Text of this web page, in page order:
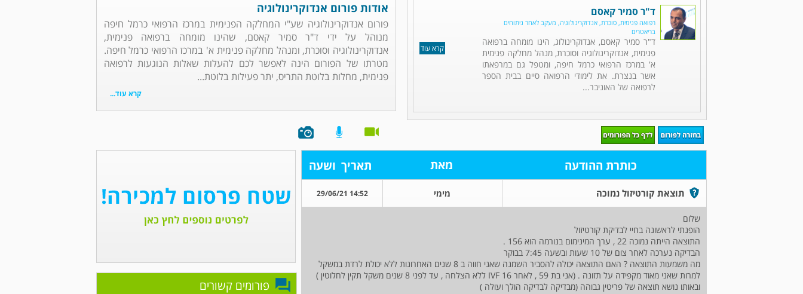
אודות פורום אנדוקרינולוגיה
פורום אנדוקרינולוגיה שע"י המחלקה הפנימית במרכז הרפואי כרמל חיפה
מנוהל על ידי ד"ר סמיר קאסם, שהינו מומחה ברפואה פנימית,
אנדוקרינולוגיה וסוכרת, ומנהל מחלקה פנימית א' במרכז הרפואי כרמל חיפה.
מטרתו של הפורום הינה לאפשר לכם להעלות שאלות הנוגעות לרפואה
פנימית, מחלות בלוטת התריס, יתר פעילות בלוטת...
קרא עוד...
קרא עוד
ד"ר סמיר קאסם
רפואה פנימית, סוכרת, אנדוקרינולוגיה, מעקב לאחר ניתוחים
בריאטרים
ד"ר סמיר קאסם, אנדוקרינולוג, הינו מומחה ברפואה
פנימית, אנדוקרינולוגיה וסוכרת, מנהל מחלקה פנימית
א' במרכז הרפואי כרמל חיפה, ומטפל גם במרפאתו
אשר בנצרת. את לימודי הרפואה סיים בבית הספר
לרפואה של האוניבר...
כותרת ההודעה מאת תאריך ושעה
תוצאת קורטיזול נמוכה מימי 14:52 29/06/21
שלום
הופנתי לראשונה בחיי לבדיקת קורטיזול
התוצאה הייתה נמוכה 22 , ערך המינימום בנורמה הוא 156 .
הבדיקה נערכה לאחר צום של 10 שעות ובשעה 7:45 בבוקר
מה משמעות התוצאה ? האם התוצאה יכולה להסביר השמנה שאני חווה ב 8 שנים האחרונות ללא יכולת לרדת במשקל
למרות שאני מאוד מקפידה על תזונה . (אני בת 59 , לאחר 16 IVF ללא הצלחה , עד לפני 8 שנים משקל תקין לחלוטין )
ובאותו נושא תוצאה של פריטין גבוהה (מבדיקה לבדיקה הולך ועולה )
פורומים קשורים